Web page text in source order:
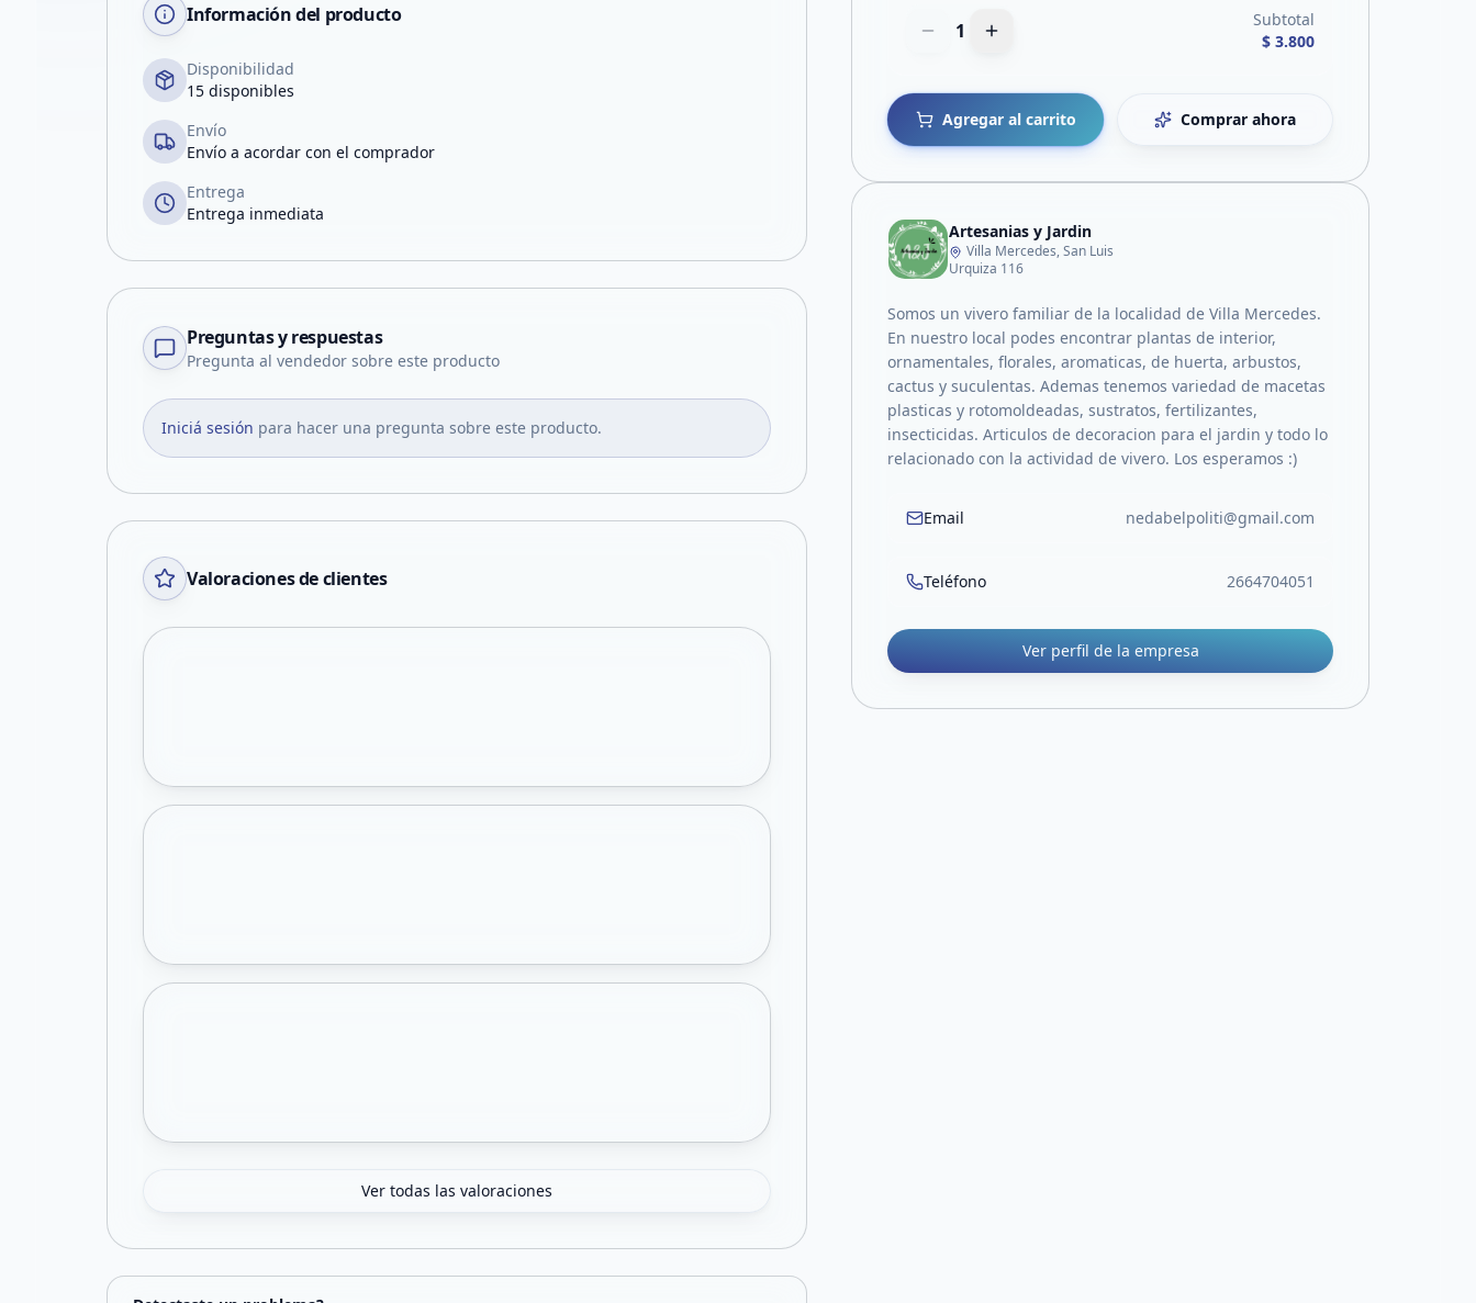
Información del producto
Disponibilidad
15 disponibles
Envío
Envío a acordar con el comprador
Entrega
Entrega inmediata
Preguntas y respuestas
Pregunta al vendedor sobre este producto
Iniciá sesión para hacer una pregunta sobre este producto.
Valoraciones de clientes
Ver todas las valoraciones
1
Subtotal
$ 3.800
Agregar al carrito Comprar ahora
Artesanias y Jardin
Villa Mercedes, San Luis
Urquiza 116
Somos un vivero familiar de la localidad de Villa Mercedes.
En nuestro local podes encontrar plantas de interior,
ornamentales, florales, aromaticas, de huerta, arbustos,
cactus y suculentas. Ademas tenemos variedad de macetas
plasticas y rotomoldeadas, sustratos, fertilizantes,
insecticidas. Articulos de decoracion para el jardin y todo lo
relacionado con la actividad de vivero. Los esperamos :)
Email nedabelpoliti@gmail.com
Teléfono 2664704051
Ver perfil de la empresa